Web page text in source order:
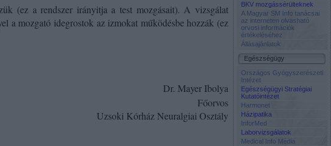
(ez a rendszer irányitja a test mozgásait). A vizsgálat
a mozgató idegrostok az izmokat működésbe hozzák (ez
Dr. Mayer Ibolya
Főorvos
Uzsoki Kórház Neuralgiai Osztály
BKV mozgássérülteknek
A Magyar SM Info tanácsai
az interneten olvasható
orvosi információk
értékeléséhez
Állásajánlatok
Egészségügy
Országos Gyógyszerészeti
Intézet
Egészségügyi Stratégiai
Kutatóintézet
Harmonet
Házipatika
InforMed
Laborvizsgálatok
Medical Info Média